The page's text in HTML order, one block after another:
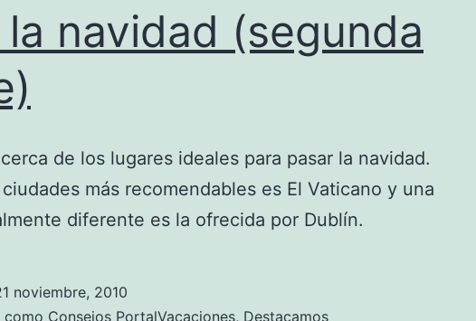
navidad (segunda
de los lugares ideales para pasar la navidad.
más recomendables es El Vaticano y una
diferente es la ofrecida por Dublín.
noviembre, 2010
como Consejos PortalVacaciones, Destacamos